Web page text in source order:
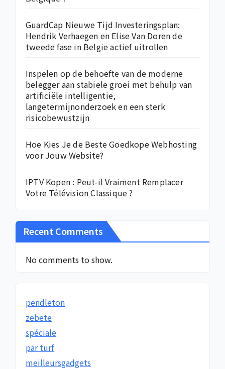
GuardCap Nieuwe Tijd Investeringsplan:
Hendrik Verhaegen en Elise Van Doren de
tweede fase in België actief uitrollen
Inspelen op de behoefte van de moderne
belegger aan stabiele groei met behulp van
artificiële intelligentie,
langetermijnonderzoek en een sterk
risicobewustzijn
Hoe Kies Je de Beste Goedkope Webhosting
voor Jouw Website?
IPTV Kopen : Peut-il Vraiment Remplacer
Votre Télévision Classique ?
Recent Comments
No comments to show.
pendleton
zebete
spéciale
par turf
meilleursgadgets